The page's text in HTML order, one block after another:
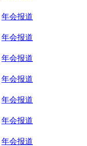
年会报道
年会报道
年会报道
年会报道
年会报道
年会报道
年会报道